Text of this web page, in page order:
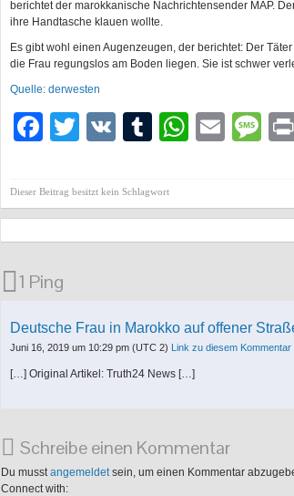
berichtet der marokkanische Nachrichtensender MAP.
ihre Handtasche klauen wollte.
Es gibt wohl einen Augenzeugen, der berichtet: Der
die Frau regungslos am Boden liegen. Sie ist schwer
Quelle: derwesten
Facebook
Twitter
VK TumblrEmail
Dieser Beitrag besitzt kein Schlagwort
1 Ping
Deutsche Frau in Marokko auf offener
Juni 16, 2019 um 10:29 pm (UTC 2) Link zu diesem Kommentar
[…] Original Artikel: Truth24 News […]
Schreibe einen Kommentar
Du musstangemeldetsein, um einen Kommentar
Connect with: